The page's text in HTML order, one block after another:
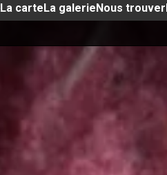
La carte La galerie Nous trouver